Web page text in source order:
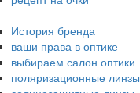
История бренда
ваши права в оптике
выбираем салон оптики
поляризационные линзы